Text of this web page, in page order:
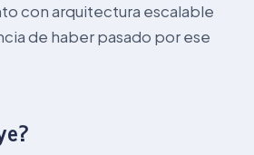
con arquitectura escalable
de haber pasado por ese